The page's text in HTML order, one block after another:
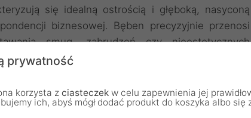
się idealną ostrością i głęboką, nasyconą
biznesowej. Bęben precyzyjnie przenosi
smug, zabrudzeń czy nieestetycznych
firmy. Dzięki stałej kontroli jakości na etapie
który działa tak samo dobrze na pierwszej,
tego typu komponentów to gwarancja, że
długie lata przechowywania w archiwach.
prywatność
korzysta z ciasteczek w celu zapewnienia jej
ich, abyś mógł dodać produkt do koszyka albo się